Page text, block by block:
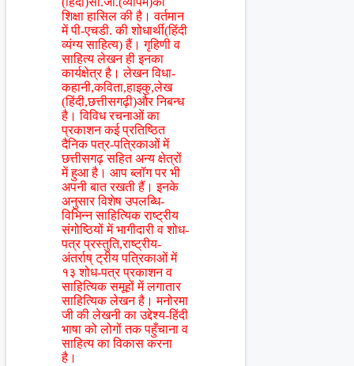
शिक्षा हासिल की है। वर्तमान
में पी-एचडी. की शोधार्थी(हिंदी
व्यंग्य साहित्य) हैं। गृहिणी व
साहित्य लेखन ही इनका
कार्यक्षेत्र है। लेखन विधा-
कहानी,कविता,हाइकु,लेख
(हिंदी,छत्तीसगढ़ी)और निबन्ध
है। विविध रचनाओं का
प्रकाशन कई प्रतिष्ठित
दैनिक पत्र-पत्रिकाओं में
छत्तीसगढ़ सहित अन्य क्षेत्रों
में हुआ है। आप ब्लॉग पर भी
अपनी बात रखती हैं। इनके
अनुसार विशेष उपलब्धि-
विभिन्न साहित्यिक राष्ट्रीय
संगोष्ठियों में भागीदारी व शोध-
पत्र प्रस्तुति,राष्ट्रीय-
अंतर्राष् ट्रीय पत्रिकाओं में
१३ शोध-पत्र प्रकाशन व
साहित्यिक समूहों में लगातार
साहित्यिक लेखन है। मनोरमा
जी की लेखनी का उद्देश्य-हिंदी
भाषा को लोगों तक पहुँचाना व
साहित्य का विकास करना
है।